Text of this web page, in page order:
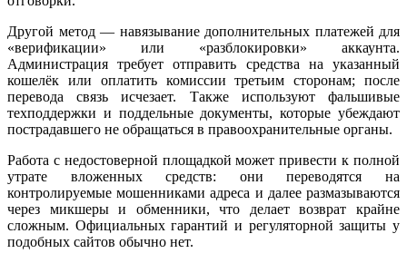
Другой метод — навязывание дополнительных платежей для
«верификации» или «разблокировки» аккаунта.
Администрация требует отправить средства на указанный
кошелёк или оплатить комиссии третьим сторонам; после
перевода связь исчезает. Также используют фальшивые
техподдержки и поддельные документы, которые убеждают
пострадавшего не обращаться в правоохранительные органы.
Работа с недостоверной площадкой может привести к полной
утрате вложенных средств: они переводятся на
контролируемые мошенниками адреса и далее размазываются
через микшеры и обменники, что делает возврат крайне
сложным. Официальных гарантий и регуляторной защиты у
подобных сайтов обычно нет.